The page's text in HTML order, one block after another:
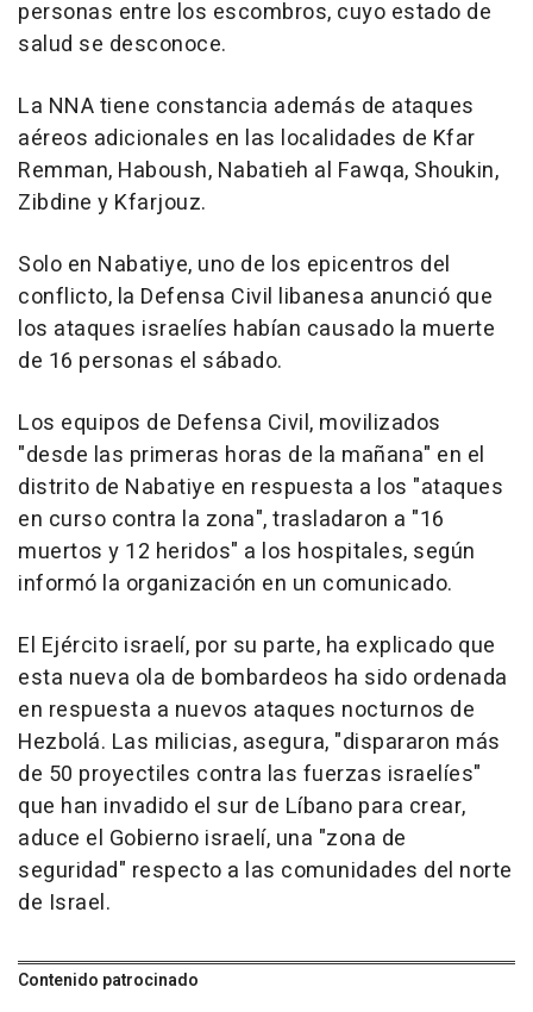
personas entre los escombros, cuyo estado de
salud se desconoce.
La NNA tiene constancia además de ataques
aéreos adicionales en las localidades de Kfar
Remman, Haboush, Nabatieh al Fawqa, Shoukin,
Zibdine y Kfarjouz.
Solo en Nabatiye, uno de los epicentros del
conflicto, la Defensa Civil libanesa anunció que
los ataques israelíes habían causado la muerte
de 16 personas el sábado.
Los equipos de Defensa Civil, movilizados
"desde las primeras horas de la mañana" en el
distrito de Nabatiye en respuesta a los "ataques
en curso contra la zona", trasladaron a "16
muertos y 12 heridos" a los hospitales, según
informó la organización en un comunicado.
El Ejército israelí, por su parte, ha explicado que
esta nueva ola de bombardeos ha sido ordenada
en respuesta a nuevos ataques nocturnos de
Hezbolá. Las milicias, asegura, "dispararon más
de 50 proyectiles contra las fuerzas israelíes"
que han invadido el sur de Líbano para crear,
aduce el Gobierno israelí, una "zona de
seguridad" respecto a las comunidades del norte
de Israel.
Contenido patrocinado